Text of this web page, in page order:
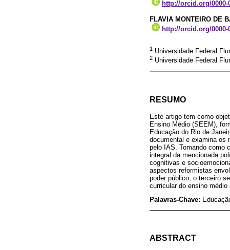
http://orcid.org/0000-
FLAVIA MONTEIRO DE
http://orcid.org/0000-
1 Universidade Federal
2 Universidade Federal
RESUMO
Este artigo tem como
Ensino Médio (SEEM),
Educação do Rio de
documental e examina os
pelo IAS. Tomando como
integral da mencionada
cognitivas e
aspectos reformistas
poder público, o terceiro
curricular do ensino médio
Palavras-Chave:
ABSTRACT